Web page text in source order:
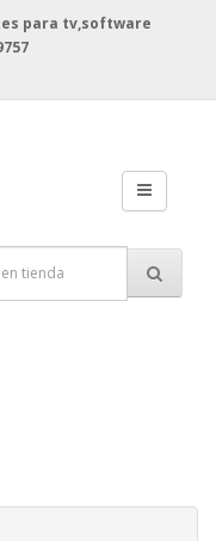
para tv,software